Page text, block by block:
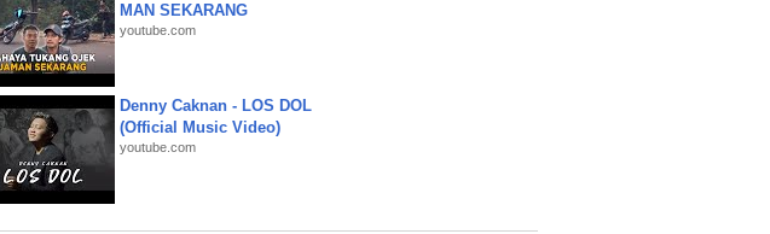
MAN SEKARANG
youtube.com
Denny Caknan - LOS DOL
(Official Music Video)
youtube.com